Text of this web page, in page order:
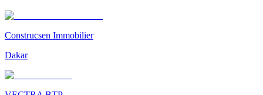
Construcsen Immobilier
Dakar